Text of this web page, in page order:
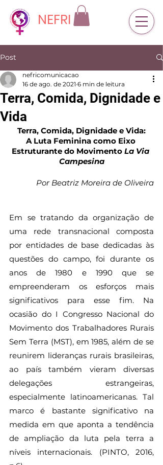
NEFRI
Post
Terra, Comida, Dignidade e
Vida
nefricomunicacao
16 de ago. de 2021 6 min de leitura
Terra, Comida, Dignidade e Vida:
A Luta Feminina como Eixo
Estruturante do Movimento La Via
Campesina
Por Beatriz Moreira de Oliveira
Em se tratando da organização de
uma rede transnacional composta
por entidades de base dedicadas às
questões do campo, foi durante os
anos de 1980 e 1990 que se
empreenderam os esforços mais
significativos para esse fim. Na
ocasião do I Congresso Nacional do
Movimento dos Trabalhadores Rurais
Sem Terra (MST), em 1985, além de se
reunirem lideranças rurais brasileiras,
ao país também vieram diversas
delegações estrangeiras,
especialmente latinoamericanas. Tal
marco é bastante significativo na
medida em que aponta a tendência
de ampliação da luta pela terra a
níveis internacionais. (PINTO, 2016,